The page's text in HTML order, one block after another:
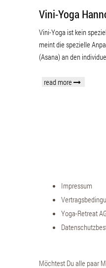
Vini-Yoga
Vini-Yoga ist kein
meint die spezielle
(Asana) an den
read more
Impressum
Yoga-Retreat
Möchtest Du alle paar